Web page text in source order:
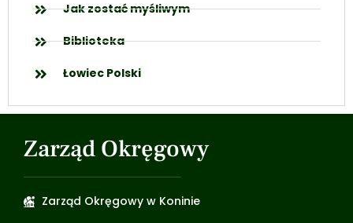
Jak zostać myśliwym
Biblioteka
Łowiec Polski
Zarząd Okręgowy
Zarząd Okręgowy w Koninie